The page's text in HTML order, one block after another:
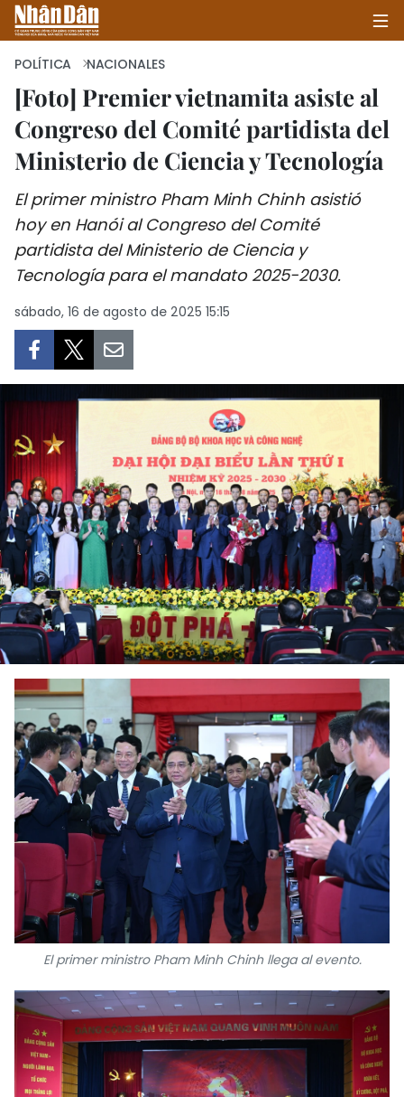
INICIO
POLÍTICA
ECONOMÍA
SOCIEDAD
INTERNACIONAL
DEPORTES
VIAJES
PUENTE DE AMISTAD
HISTORIAS MULTIMEDIA
FOTOGRAFÍA
¿QUIÉNES SOMOS?
TIẾNG VIỆT
ENGLISH
中文
FRANÇAIS
РУССКИЙ
POLÍTICA NACIONALES
[Foto] Premier vietnamita asiste al
Congreso del Comité partidista del
Ministerio de Ciencia y Tecnología
El primer ministro Pham Minh Chinh asistió
hoy en Hanói al Congreso del Comité
partidista del Ministerio de Ciencia y
Tecnología para el mandato 2025-2030.
sábado, 16 de agosto de 2025 15:15
El primer ministro Pham Minh Chinh llega al evento.